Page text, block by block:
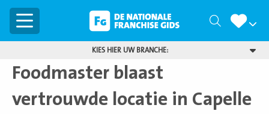
Menu Zoeken
KIES HIER UW BRANCHE:
Foodmaster blaast
vertrouwde locatie in Capelle